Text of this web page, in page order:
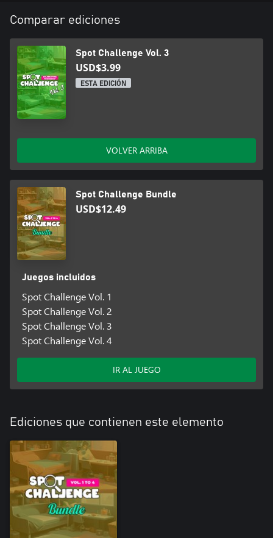
Comparar ediciones
Spot Challenge Vol. 3
USD$3.99
ESTA EDICIÓN
VOLVER ARRIBA
Spot Challenge Bundle
USD$12.49
Juegos incluidos
Spot Challenge Vol. 1
Spot Challenge Vol. 2
Spot Challenge Vol. 3
Spot Challenge Vol. 4
IR AL JUEGO
Ediciones que contienen este elemento